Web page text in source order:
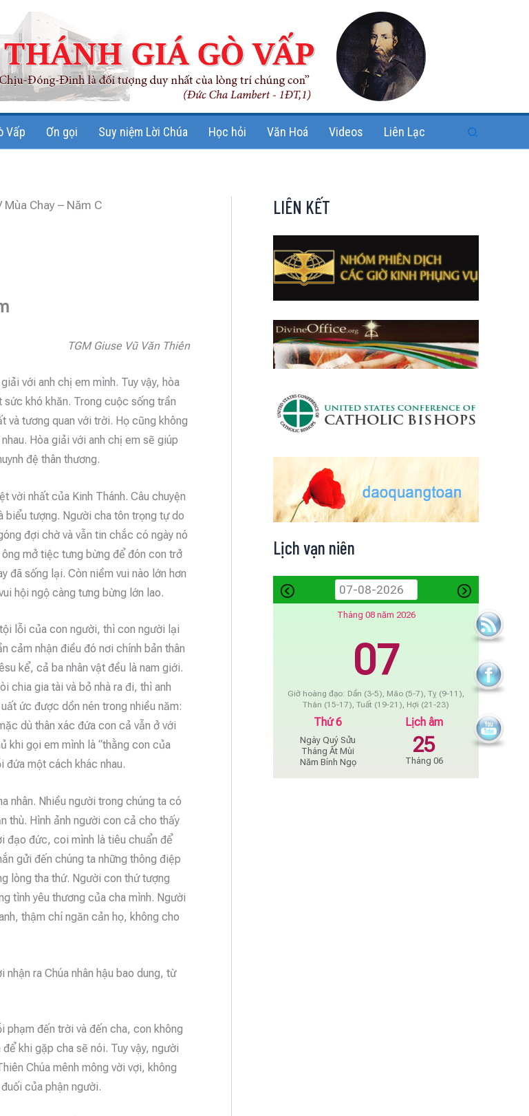
Vấp Ơn gọi Suy niệm Lời Chúa Học hỏi Văn Hoá Videos Liên Lạc Search
Mùa Chay – Năm C
TGM Giuse Vũ Văn Thiên
với anh chị em mình. Tuy vậy, hòa
khó khăn. Trong cuộc sống trần
và tương quan với trời. Họ cũng không
Hòa giải với anh chị em sẽ giúp
đệ thân thương.
vời nhất của Kinh Thánh. Câu chuyện
biểu tượng. Người cha tôn trọng tự do
đợi chờ và vẫn tin chắc có ngày nó
mở tiệc tưng bừng để đón con trở
đã sống lại. Còn niềm vui nào lớn hơn
hội ngộ càng tưng bừng lớn lao.
lỗi của con người, thì con người lại
cảm nhận điều đó nơi chính bản thân
kể, cả ba nhân vật đều là nam giới.
chia gia tài và bỏ nhà ra đi, thì anh
ức được dồn nén trong nhiều năm:
dù thân xác đứa con cả vẫn ở với
khi gọi em mình là “thằng con của
đứa một cách khác nhau.
nhân. Nhiều người trong chúng ta có
thù. Hình ảnh người con cả cho thấy
đạo đức, coi mình là tiêu chuẩn để
gửi đến chúng ta những thông điệp
lòng tha thứ. Người con thứ tượng
tình yêu thương của cha mình. Người
thậm chí ngăn cản họ, không cho
ra Chúa nhân hậu bao dung, từ
phạm đến trời và đến cha, con không
khi gặp cha sẽ nói. Tuy vậy, người
Chúa mênh mông vời vợi, không
của phận người.
LIÊN KẾT
Lịch vạn niên
Tháng 08 năm 2026
07
Giờ hoàng đạo: Dần (3-5), Mão (5-7), Tỵ (9-11),
Thân (15-17), Tuất (19-21), Hợi (21-23)
Thứ 6
Ngày Quý Sửu
Tháng Ất Mùi
Năm Bính Ngọ
Lịch âm
25
Tháng 06